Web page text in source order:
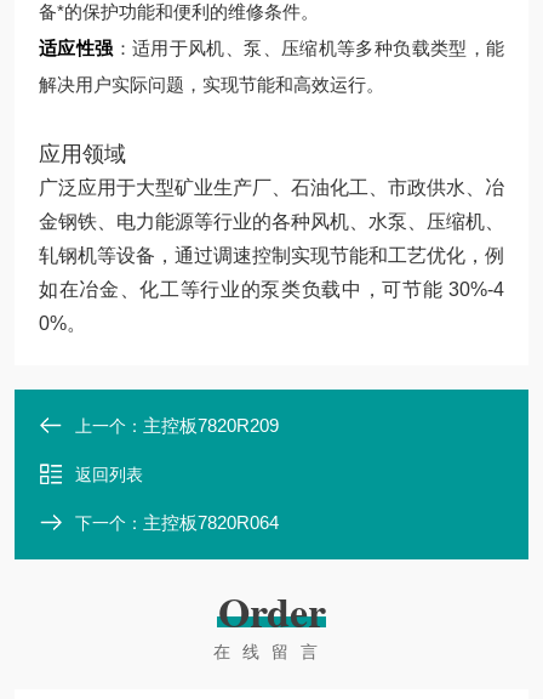
备*的保护功能和便利的维修条件。
适应性强 ：适用于风机、泵、压缩机等多种负载类型，能
解决用户实际问题，实现节能和高效运行。
应用领域
广泛应用于大型矿业生产厂、石油化工、市政供水、冶
金钢铁、电力能源等行业的各种风机、水泵、压缩机、
轧钢机等设备，通过调速控制实现节能和工艺优化，例
如在冶金、化工等行业的泵类负载中，可节能 30%-4
0%。
上一个： 主控板7820R209
返回列表
下一个： 主控板7820R064
Order
在线留言